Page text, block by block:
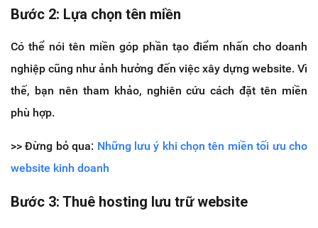
Bước 2: Lựa chọn tên miền
Có thể nói tên miền góp phần tạo điểm nhấn cho doanh
nghiệp cũng như ảnh hưởng đến việc xây dựng website. Vì
thế, bạn nên tham khảo, nghiên cứu cách đặt tên miền
phù hợp.
>> Đừng bỏ qua: Những lưu ý khi chọn tên miền tối ưu cho
website kinh doanh
Bước 3: Thuê hosting lưu trữ website